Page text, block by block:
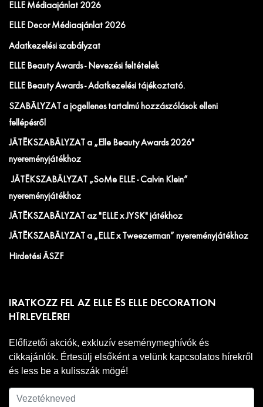
ELLE Médiaajánlat 2026
ELLE Decor Médiaajánlat 2026
Adatkezelési szabályzat
ELLE Beauty Awards - Nevezési feltételek
ELLE Beauty Awards - Adatkezelési tájékoztató.
SZABÁLYZAT a jogellenes tartalmú hozzászólások elleni
fellépésről
JÁTÉKSZABÁLYZAT a „Elle Beauty Awards 2026"
nyereményjátékhoz
JÁTÉKSZABÁLYZAT „SoMe ELLE - Calvin Klein”
nyereményjátékhoz
JÁTÉKSZABÁLYZAT az "ELLE x JYSK" játékhoz
JÁTÉKSZABÁLYZAT a „ELLE x Tweezerman” nyereményjátékhoz
Hirdetési ÁSZF
IRATKOZZ FEL AZ ELLE ÉS ELLE DECORATION
HÍRLEVELÉRE!
Előfizetői akciók, exkluzív eseménymeghívók és
cikkajánlók. Értesülj elsőként a velünk kapcsolatos hírekről
és less be a kulisszák mögé!